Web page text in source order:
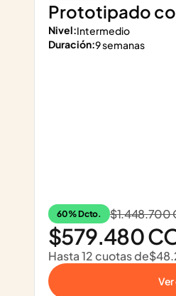
Prototipado
Nivel:Intermedio
Duración:9 semanas
60% Dcto. $1.448.700
$579.480
Hasta 12 cuotas de
Ver